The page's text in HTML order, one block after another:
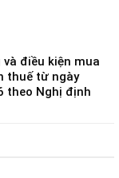
điều kiện mua
thuế từ ngày
theo Nghị định